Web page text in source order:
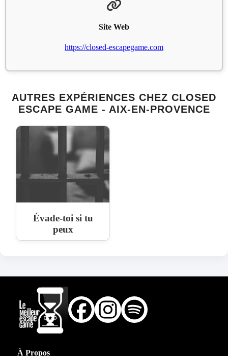
Site Web
https://closed-escapegame.com
AUTRES EXPÉRIENCES CHEZ CLOSED
ESCAPE GAME - AIX-EN-PROVENCE
Évade-toi si tu
peux
À Propos